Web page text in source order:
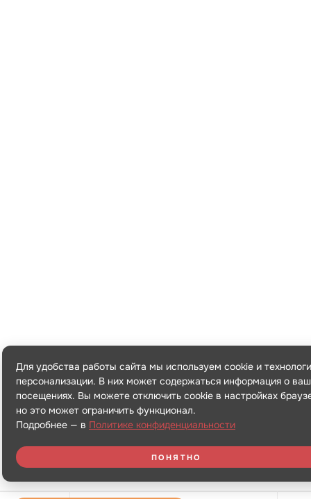
Для удобства работы сайта мы используем cookie и
персонализации. В них может содержаться информация о
посещениях. Вы можете отключить cookie в настройках
но это может ограничить функционал.
Подробнее — в Политике конфиденциальности
ПОНЯТНО